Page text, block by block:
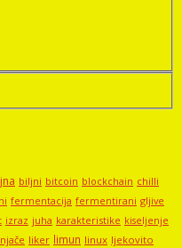
biljni bitcoin blockchain chilli
fermentacija fermentirani gljive
izraz juha karakteristike kiseljenje
liker limun linux ljekovito